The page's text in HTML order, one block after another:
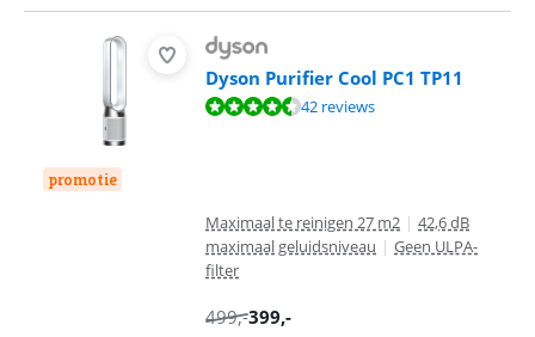
promotie
Dyson Purifier Cool PC1 TP11
Beoordeling is 8,7 van de 10, gebaseerd op 42 reviews.
42 reviews
Maximaal te reinigen 27 m2 | 42,6 dB
maximaal geluidsniveau | Geen ULPA-
filter
499,-399,-